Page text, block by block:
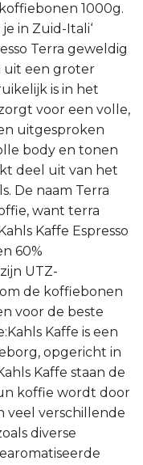
1000g.
in Zuid-Itali‘
Terra geweldig
uit een groter
is in het
voor een volle,
uitgesproken
body en tonen
deel uit van het
De naam Terra
want terra
Kaffe Espresso
60%
UTZ-
de koffiebonen
voor de beste
Kaffe is een
opgericht in
Kaffe staan de
koffie wordt door
veel verschillende
diverse